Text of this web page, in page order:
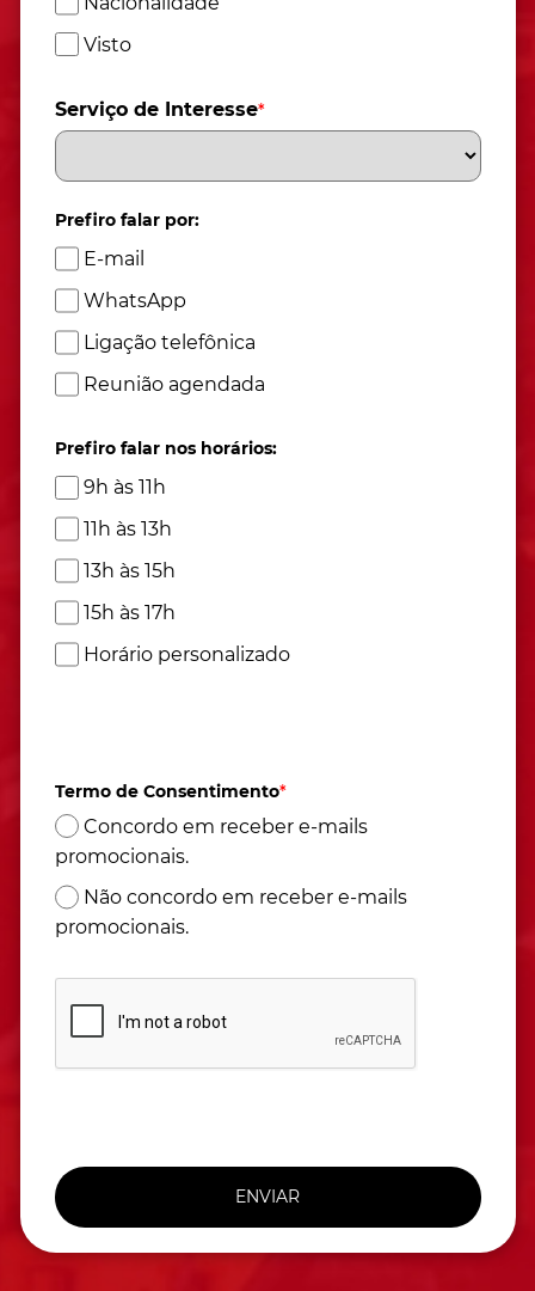
Visto
Serviço de Interesse*
Prefiro falar por:
E-mail
WhatsApp
Ligação telefônica
Reunião agendada
Prefiro falar nos horários:
9h às 11h
11h às 13h
13h às 15h
15h às 17h
Horário personalizado
Termo de Consentimento*
Concordo em receber e-mails
promocionais.
Não concordo em receber e-mails
promocionais.
ENVIAR